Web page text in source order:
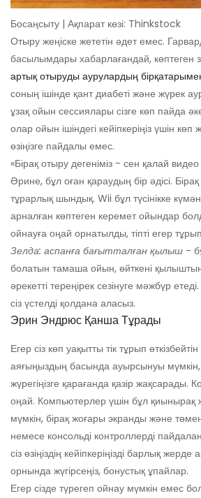
Босаңсыту | Ақпарат көзі: Thinkstock
Отыру жеңіске жететін әдет емес.
басылымдары хабарлағандай, көптеген
артық отыруды аурулардың
соның ішінде қант диабеті және жүрек
ұзақ ойын сессиялары сізге көп пайда
олар ойын ішіндегі кейіпкеріңіз үшін
өзіңізге пайдалы емес.
«Бірақ отыру дегеніміз - сен қалай
Әрине, бұл оған қараудың бір әдісі.
тұрарлық шындық. Wii бұл түсінікке күмән
арналған көптеген керемет ойындар
ойнауға оңай орнатылды, тіпті егер
Зелда: аспанға бағытталған қылыш -
болатын тамаша ойын, өйткені
әрекетті тереңірек сезінуге мәжбүр
сіз үстелді қолдана аласыз.
Эрин Эндрюс Қанша Тұрады
Егер сіз көп уақытты тік тұрып
аяғыңыздың басында ауырсынуы мүмкін,
жүрегіңізге қарағанда қазір жақсарады.
оңай. Компьютерлер үшін бұл қиынырақ
мүмкін, бірақ жоғары экранды және
немесе консольді контроллерді
сіз өзіңіздің кейіпкеріңізді барлық
орнында жүгірсеңіз, бонустық ұпайлар.
Егер сізде түрегеп ойнау мүмкін емес